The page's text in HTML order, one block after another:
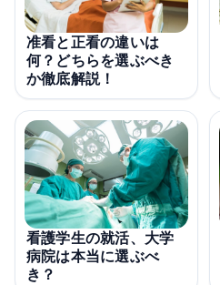
准看と正看の違いは
何？どちらを選ぶべき
か徹底解説！
看護学生の就活、大学
病院は本当に選ぶべ
き？